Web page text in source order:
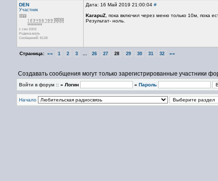
DEN
Участник
с сен 2003
Родина-мать
Сообщений: 8128
Дата: 16 Май 2019 21:00:04 #
KarapuZ , пока включил через меню только 10м, пока
Результат- ноль.
Страница: «« 1 2 3 26 27 28 29 30 31 32 »»
Создавать сообщения могут только зарегистрированные участники
Войти в форум :: » Логин » Пароль
Начало